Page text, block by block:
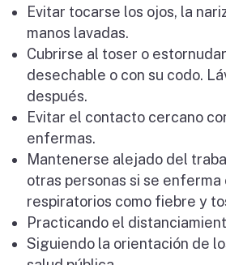
Evitar tocarse los ojos, la
manos lavadas.
Cubrirse al toser o
desechable o con su codo.
después.
Evitar el contacto cercano
enfermas.
Mantenerse alejado del
otras personas si se enferma
respiratorios como fiebre y
Practicando el
Siguiendo la orientación de